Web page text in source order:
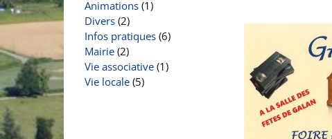
Animations (1)
Divers (2)
Infos pratiques (6)
Mairie (2)
Vie associative (1)
Vie locale (5)